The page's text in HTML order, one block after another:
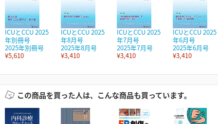
ICUとCCU 2025
年別冊号
2025年別冊号
¥5,610
ICUとCCU 2025
年8月号
2025年8月号
¥3,410
ICUとCCU 2025
年7月号
2025年7月号
¥3,410
ICUとCCU 2025
年6月号
2025年6月号
¥3,410
この商品を買った人は、こんな商品も買っています。